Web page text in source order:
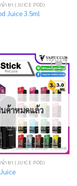
ยา (JUICE POD)
Juice 3.5ml
Add
to
wishlist
ค้าหมดแล้ว
ยา (JUICE POD)